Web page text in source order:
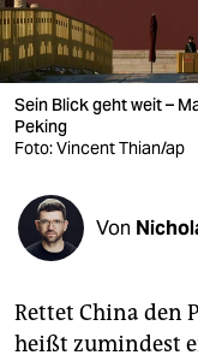
verlag
veranstaltungen
shop
fragen & hilfe
unterstützen
abo
genossenschaft
epaper login
Sein Blick geht weit –
Peking
Foto: Vincent Thian/ap
Von
Rettet China den
heißt zumindest